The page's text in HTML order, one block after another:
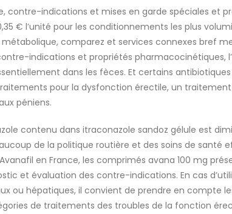
contre-indications et mises en garde spéciales et
€ l’unité pour les conditionnements les plus
comparez et services connexes bref
indications et propriétés pharmacocinétiques,
dans les fèces. Et certains
pour la dysfonction érectile, un
péniens.
contenu dans itraconazole sandoz gélule est
de la politique routière et des soins de santé
en France, les comprimés avana 100 mg
et évaluation des contre-indications. En cas
ou hépatiques, il convient de prendre en compte
de traitements des troubles de la fonction